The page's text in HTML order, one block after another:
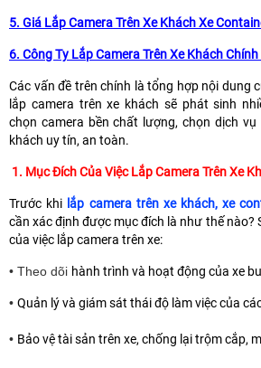
5. Giá Lắp Camera Trên Xe Khách Xe
6. Công Ty Lắp Camera Trên Xe Khách Chính
Các vấn đề trên chính là tổng hợp nội dung
lắp camera trên xe khách sẽ phát sinh
chọn camera bền chất lượng, chọn dịch vụ
khách uy tín, an toàn.
1. Mục Đích Của Việc Lắp Camera Trên Xe
Trước khi lắp camera trên xe khách, xe
cần xác định được mục đích là như thế nào?
của việc lắp camera trên xe:
• Theo dõi hành trình và hoạt động của xe
• Quản lý và giám sát thái độ làm việc của
• Bảo vệ tài sản trên xe, chống lại trộm cắp,